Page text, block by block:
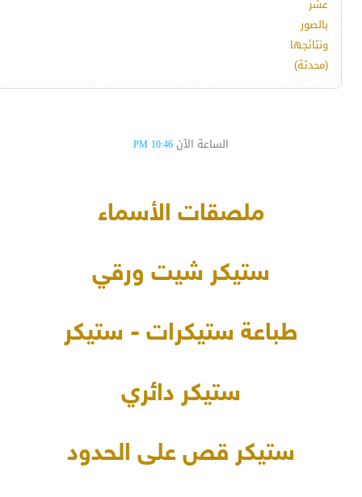
عشر
بالصور
ونتائجها
(محدثة)
الساعة الآن 10:46 PM
ملصقات الأسماء
ستيكر شيت ورقي
طباعة ستيكرات - ستيكر
ستيكر دائري
ستيكر قص على الحدود